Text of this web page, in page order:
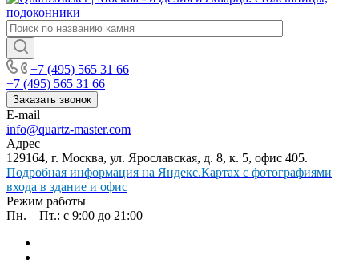
+7 (495) 565 31 66
+7 (495) 565 31 66
Заказать звонок
E-mail
info@quartz-master.com
Адрес
129164, г. Москва, ул. Ярославская, д. 8, к. 5, офис 405.
Подробная информация на Яндекс.Картах с фотографиями
входа в здание и офис
Режим работы
Пн. – Пт.: с 9:00 до 21:00